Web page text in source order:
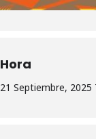
Hora
21 Septiembre, 2025